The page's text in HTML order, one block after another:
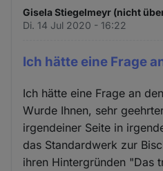
Gisela Stiegelmeyr (nicht
Di. 14 Jul 2020 - 16:22
Ich hätte eine Frage
Ich hätte eine Frage an
Wurde Ihnen, sehr
irgendeiner Seite in
das Standardwerk zur
ihren Hintergründen "Das